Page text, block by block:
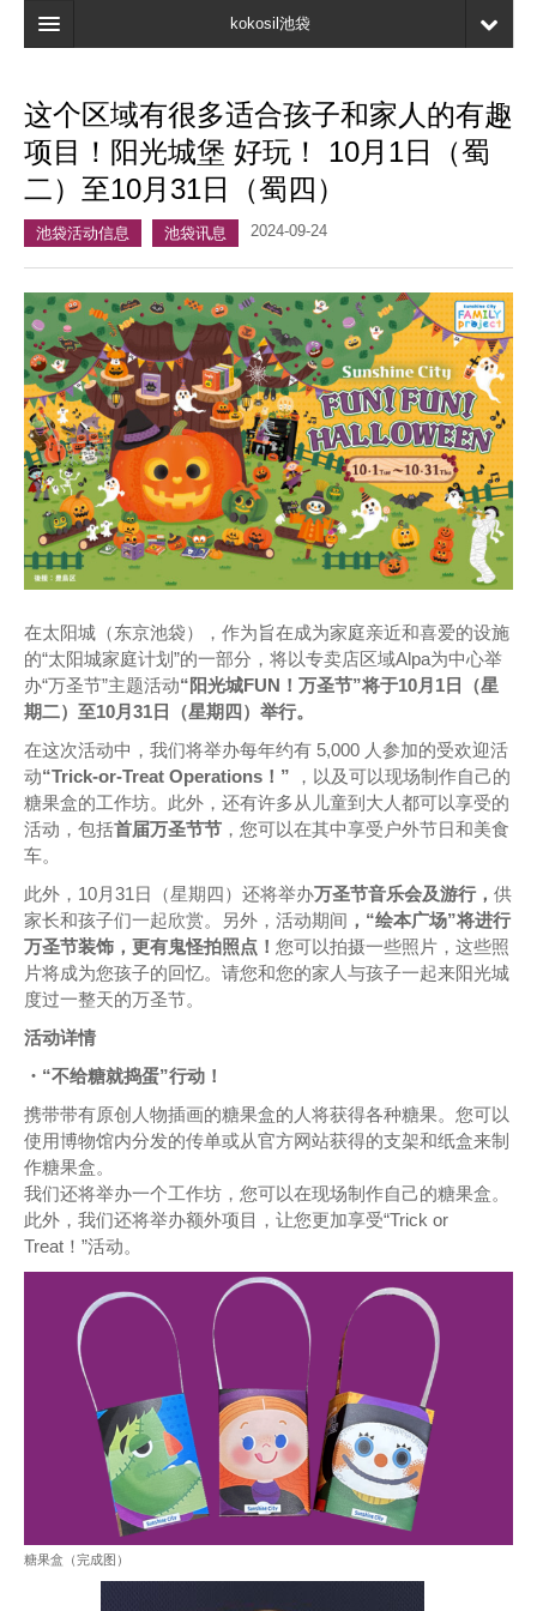
kokosil池袋
地图
最新信息
口碑
我的页面
书签
这个区域有很多适合孩子和家人的有趣
项目！阳光城堡 好玩！ 10月1日（蜀
二）至10月31日（蜀四）
池袋活动信息 池袋讯息 2024-09-24
在太阳城（东京池袋），作为旨在成为家庭亲近和喜爱的设施
的“太阳城家庭计划”的一部分，将以专卖店区域Alpa为中心举
办“万圣节”主题活动“阳光城FUN！万圣节”将于10月1日（星
期二）至10月31日（星期四）举行。
在这次活动中，我们将举办每年约有 5,000 人参加的受欢迎活
动“Trick-or-Treat Operations！” ，以及可以现场制作自己的
糖果盒的工作坊。此外，还有许多从儿童到大人都可以享受的
活动，包括首届万圣节节 ，您可以在其中享受户外节日和美食
车。
此外，10月31日（星期四）还将举办万圣节音乐会及游行， 供
家长和孩子们一起欣赏。另外，活动期间 ，“绘本广场”将进行
万圣节装饰，更有鬼怪拍照点！ 您可以拍摄一些照片，这些照
片将成为您孩子的回忆。请您和您的家人与孩子一起来阳光城
度过一整天的万圣节。
活动详情
・“不给糖就捣蛋”行动！
携带带有原创人物插画的糖果盒的人将获得各种糖果。您可以
使用博物馆内分发的传单或从官方网站获得的支架和纸盒来制
作糖果盒。
我们还将举办一个工作坊，您可以在现场制作自己的糖果盒。
此外，我们还将举办额外项目，让您更加享受“Trick or
Treat！”活动。
糖果盒（完成图）